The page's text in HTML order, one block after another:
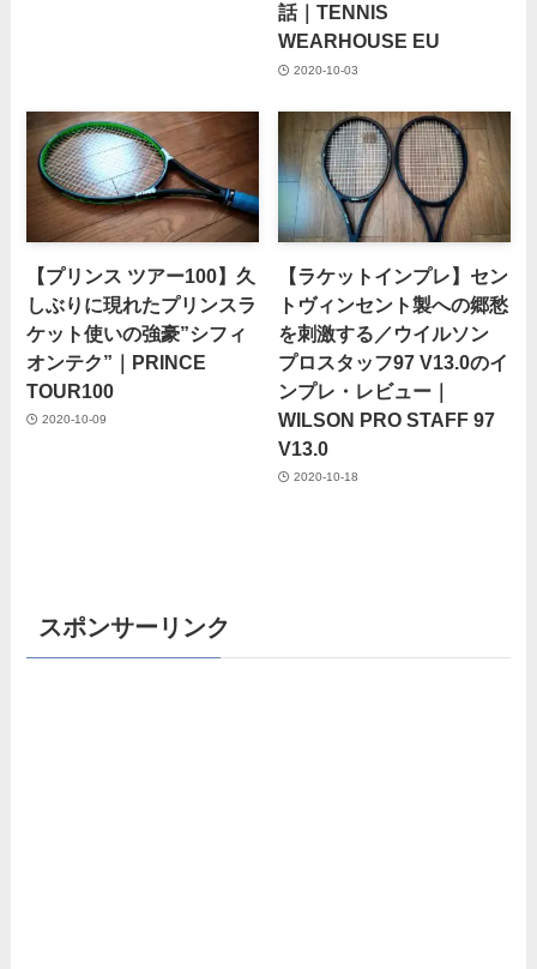
話｜TENNIS
WEARHOUSE EU
2020-10-03
【プリンス ツアー100】久
しぶりに現れたプリンスラ
ケット使いの強豪”シフィ
オンテク”｜PRINCE
TOUR100
2020-10-09
【ラケットインプレ】セン
トヴィンセント製への郷愁
を刺激する／ウイルソン
プロスタッフ97 V13.0のイ
ンプレ・レビュー｜
WILSON PRO STAFF 97
V13.0
2020-10-18
スポンサーリンク